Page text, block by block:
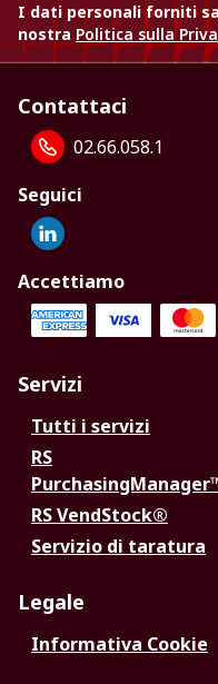
I dati personali forniti
nostra Politica sulla
Contattaci
02.66.058.1
Seguici
Accettiamo
Servizi
Tutti i servizi
RS
RS VendStock®
Servizio di taratura
Legale
Informativa Cookie